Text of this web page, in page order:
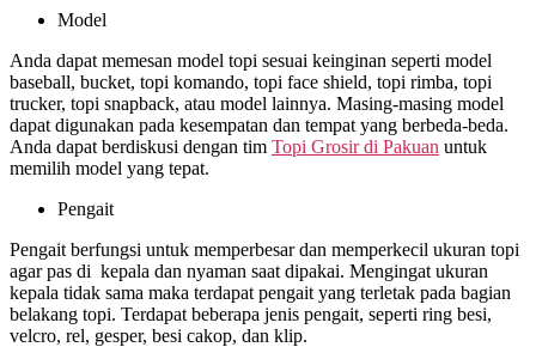
Model
Anda dapat memesan model topi sesuai keinginan seperti model
baseball, bucket, topi komando, topi face shield, topi rimba, topi
trucker, topi snapback, atau model lainnya. Masing-masing model
dapat digunakan pada kesempatan dan tempat yang berbeda-beda.
Anda dapat berdiskusi dengan tim Topi Grosir di Pakuan untuk
memilih model yang tepat.
Pengait
Pengait berfungsi untuk memperbesar dan memperkecil ukuran topi
agar pas di kepala dan nyaman saat dipakai. Mengingat ukuran
kepala tidak sama maka terdapat pengait yang terletak pada bagian
belakang topi. Terdapat beberapa jenis pengait, seperti ring besi,
velcro, rel, gesper, besi cakop, dan klip.